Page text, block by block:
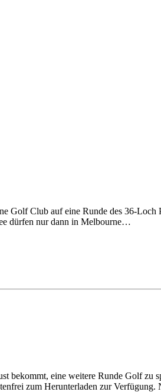
Golf Club auf eine Runde des 36-Loch
dürfen nur dann in Melbourne…
bekommt, eine weitere Runde Golf zu
zum Herunterladen zur